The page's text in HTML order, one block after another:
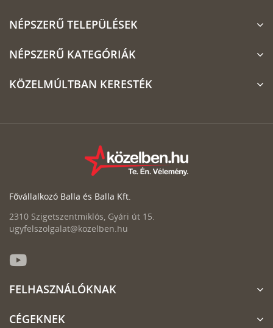
NÉPSZERŰ TELEPÜLÉSEK
NÉPSZERŰ KATEGÓRIÁK
KÖZELMÚLTBAN KERESTÉK
Fővállalkozó Balla és Balla Kft.
2310 Szigetszentmiklós, Gyári út 15.
ugyfelszolgalat@kozelben.hu
FELHASZNÁLÓKNAK
CÉGEKNEK